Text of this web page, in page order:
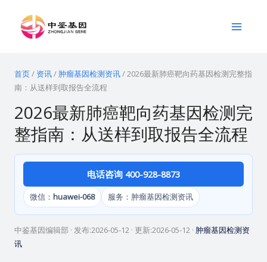
Menu
首页/ 资讯/ 肿瘤基因检测资讯/2026最新肺癌靶向药基因检测完整指
南：从送样到取报告全流程
2026最新肺癌靶向药基因检测完
整指南：从送样到取报告全流程
电话咨询 400-928-8873
微信： huawei-068 服务：肿瘤基因检测资讯
中鉴基因编辑部 · 发布:2026-05-12· 更新:2026-05-12· 肿瘤基因检测资
讯